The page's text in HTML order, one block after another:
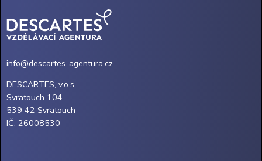
info@descartes-agentura.cz
DESCARTES, v.o.s.
Svratouch 104
539 42 Svratouch
IČ: 26008530